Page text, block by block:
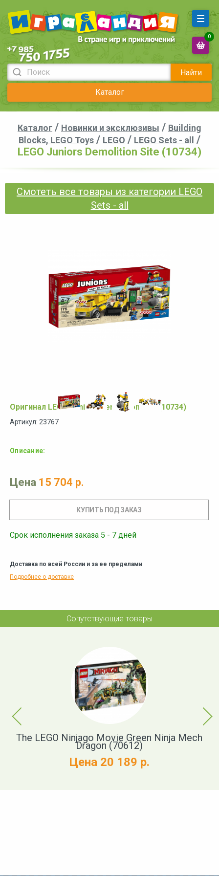
Найти
Каталог
0
Каталог / Новинки и эксклюзивы / Building
Blocks, LEGO Toys / LEGO / LEGO Sets - all
/
LEGO Juniors Demolition Site (10734)
Смотеть все товары из категории LEGO
Sets - all
Оригинал LEGO Juniors Demolition Site (10734)
Артикул: 23767
Описание:
Цена 15 704 р.
Срок исполнения заказа 5 - 7 дней
Доставка по всей России и за ее пределами
Подробнее о доставке
Сопутствующие товары
Previous
The LEGO Ninjago Movie Green Ninja Mech
Dragon (70612)
Цена 20 189 р.
Next